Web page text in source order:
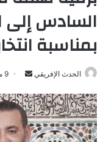
السادس إلى
بمناسبة
الحدث الإفريقي
n
d
9 ماي، 2025